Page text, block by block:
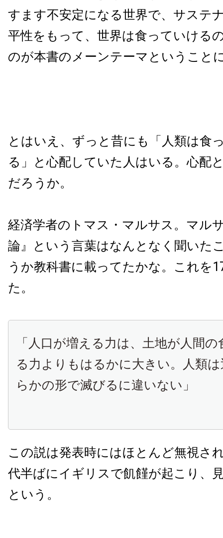
すます不安定になる世界で、サステ
平性をもって、世界は食っていけ
のが本書のメーンテーマということ
とはいえ、ずっと昔にも「人類は食
る」と心配していた人はいる。心配
だろうか。
経済学者のトマス・マルサス。マル
論』という言葉はなんとなく聞いた
うか教科書に載ってたかな。これを
た。
「人口が増える力は、土地が人間
る力よりもはるかに大きい。人類
らかの形で滅びるに違いない」
この説は発表時にはほとんど無視さ
代半ばにイギリスで飢饉が起こり、
という。